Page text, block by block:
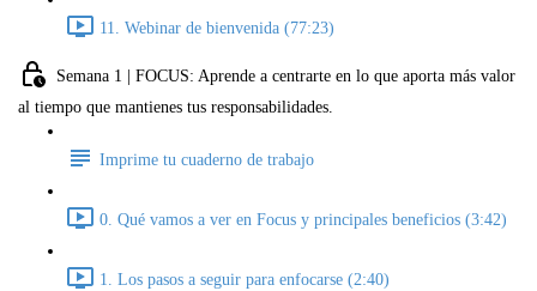
11. Webinar de bienvenida (77:23)
Semana 1 | FOCUS: Aprende a centrarte en lo que aporta más valor
al tiempo que mantienes tus responsabilidades.
Imprime tu cuaderno de trabajo
0. Qué vamos a ver en Focus y principales beneficios (3:42)
1. Los pasos a seguir para enfocarse (2:40)